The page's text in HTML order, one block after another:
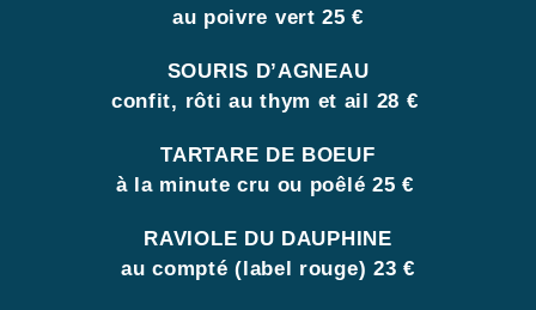
au poivre vert 25 €
SOURIS D’AGNEAU
confit, rôti au thym et ail 28 €
TARTARE DE BOEUF
à la minute cru ou poêlé 25 €
RAVIOLE DU DAUPHINE
au compté (label rouge) 23 €